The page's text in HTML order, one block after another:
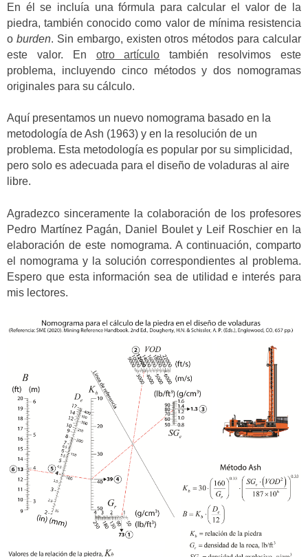
En él se incluía una fórmula para calcular el valor de la
piedra, también conocido como valor de mínima resistencia
o burden. Sin embargo, existen otros métodos para calcular
este valor. En otro artículo también resolvimos este
problema, incluyendo cinco métodos y dos nomogramas
originales para su cálculo.
Aquí presentamos un nuevo nomograma basado en la
metodología de Ash (1963) y en la resolución de un
problema. Esta metodología es popular por su simplicidad,
pero solo es adecuada para el diseño de voladuras al aire
libre.
Agradezco sinceramente la colaboración de los profesores
Pedro Martínez Pagán, Daniel Boulet y Leif Roschier en la
elaboración de este nomograma. A continuación, comparto
el nomograma y la solución correspondientes al problema.
Espero que esta información sea de utilidad e interés para
mis lectores.